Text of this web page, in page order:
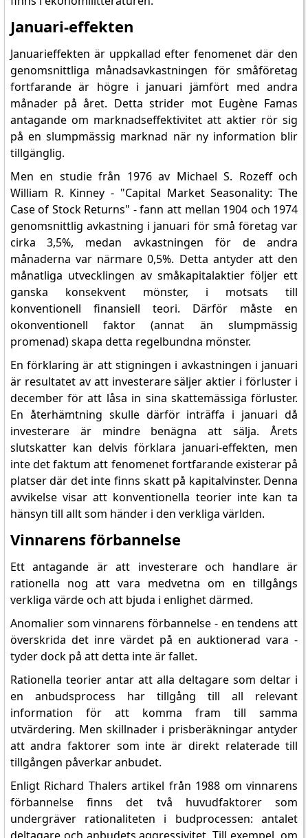
Januari-effekten
Januarieffekten är uppkallad efter fenomenet där den
genomsnittliga månadsavkastningen för småföretag
fortfarande är högre i januari jämfört med andra
månader på året. Detta strider mot Eugène Famas
antagande om marknadseffektivitet att aktier rör sig
på en slumpmässig marknad när ny information blir
tillgänglig.
Men en studie från 1976 av Michael S. Rozeff och
William R. Kinney - "Capital Market Seasonality: The
Case of Stock Returns" - fann att mellan 1904 och 1974
genomsnittlig avkastning i januari för små företag var
cirka 3,5%, medan avkastningen för de andra
månaderna var närmare 0,5%. Detta antyder att den
månatliga utvecklingen av småkapitalaktier följer ett
ganska konsekvent mönster, i motsats till
konventionell finansiell teori. Därför måste en
okonventionell faktor (annat än slumpmässig
promenad) skapa detta regelbundna mönster.
En förklaring är att stigningen i avkastningen i januari
är resultatet av att investerare säljer aktier i förluster i
december för att låsa in sina skattemässiga förluster.
En återhämtning skulle därför inträffa i januari då
investerare är mindre benägna att sälja. Årets
slutskatter kan delvis förklara januari-effekten, men
inte det faktum att fenomenet fortfarande existerar på
platser där det inte finns skatt på kapitalvinster. Denna
avvikelse visar att konventionella teorier inte kan ta
hänsyn till allt som händer i den verkliga världen.
Vinnarens förbannelse
Ett antagande är att investerare och handlare är
rationella nog att vara medvetna om en tillgångs
verkliga värde och att bjuda i enlighet därmed.
Anomalier som vinnarens förbannelse - en tendens att
överskrida det inre värdet på en auktionerad vara -
tyder dock på att detta inte är fallet.
Rationella teorier antar att alla deltagare som deltar i
en anbudsprocess har tillgång till all relevant
information för att komma fram till samma
utvärdering. Men skillnader i prisberäkningar antyder
att andra faktorer som inte är direkt relaterade till
tillgången påverkar anbudet.
Enligt Richard Thalers artikel från 1988 om vinnarens
förbannelse finns det två huvudfaktorer som
undergräver rationaliteten i budprocessen: antalet